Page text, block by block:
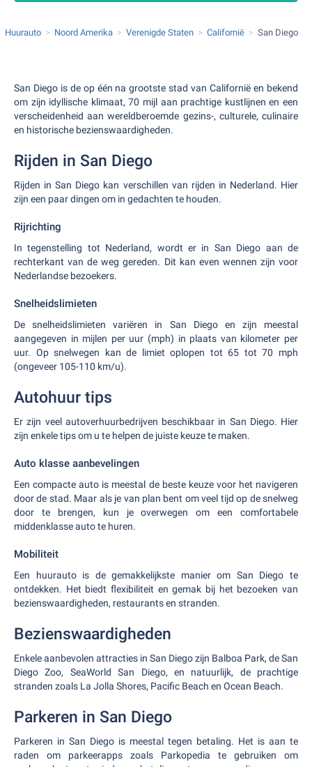
Huurauto Noord Amerika Verenigde Staten Californië San Diego
San Diego is de op één na grootste stad van Californië en bekend
om zijn idyllische klimaat, 70 mijl aan prachtige kustlijnen en een
verscheidenheid aan wereldberoemde gezins-, culturele, culinaire
en historische bezienswaardigheden.
Rijden in San Diego
Rijden in San Diego kan verschillen van rijden in Nederland. Hier
zijn een paar dingen om in gedachten te houden.
Rijrichting
In tegenstelling tot Nederland, wordt er in San Diego aan de
rechterkant van de weg gereden. Dit kan even wennen zijn voor
Nederlandse bezoekers.
Snelheidslimieten
De snelheidslimieten variëren in San Diego en zijn meestal
aangegeven in mijlen per uur (mph) in plaats van kilometer per
uur. Op snelwegen kan de limiet oplopen tot 65 tot 70 mph
(ongeveer 105-110 km/u).
Autohuur tips
Er zijn veel autoverhuurbedrijven beschikbaar in San Diego. Hier
zijn enkele tips om u te helpen de juiste keuze te maken.
Auto klasse aanbevelingen
Een compacte auto is meestal de beste keuze voor het navigeren
door de stad. Maar als je van plan bent om veel tijd op de snelweg
door te brengen, kun je overwegen om een comfortabele
middenklasse auto te huren.
Mobiliteit
Een huurauto is de gemakkelijkste manier om San Diego te
ontdekken. Het biedt flexibiliteit en gemak bij het bezoeken van
bezienswaardigheden, restaurants en stranden.
Bezienswaardigheden
Enkele aanbevolen attracties in San Diego zijn Balboa Park, de San
Diego Zoo, SeaWorld San Diego, en natuurlijk, de prachtige
stranden zoals La Jolla Shores, Pacific Beach en Ocean Beach.
Parkeren in San Diego
Parkeren in San Diego is meestal tegen betaling. Het is aan te
raden om parkeerapps zoals Parkopedia te gebruiken om